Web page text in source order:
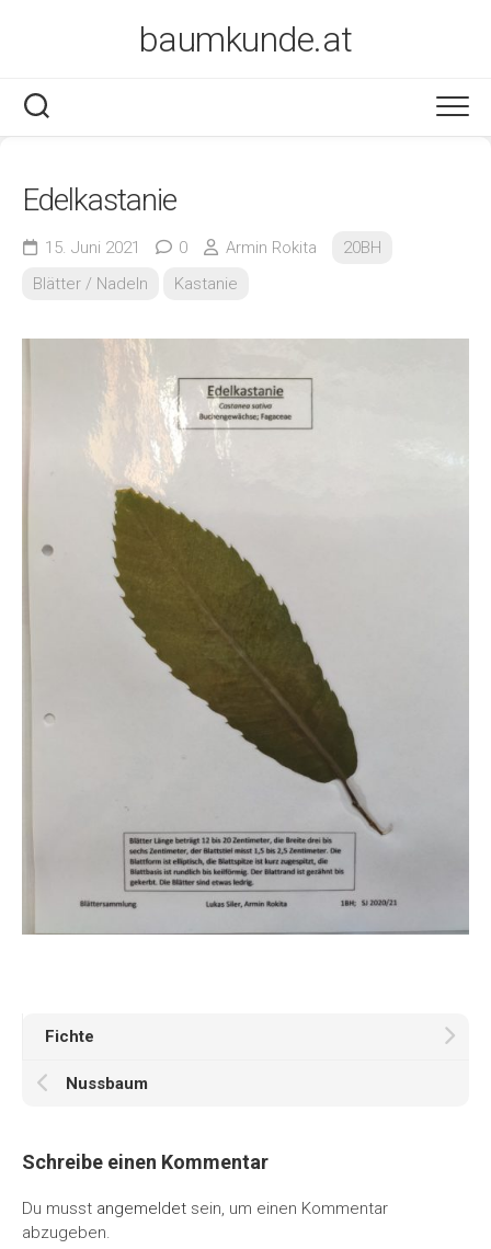
baumkunde.at
Edelkastanie
15. Juni 2021 0 Armin Rokita
20BH
Blätter / Nadeln
Kastanie
Fichte
Nussbaum
Schreibe einen Kommentar
Du musst angemeldet sein, um einen Kommentar
abzugeben.